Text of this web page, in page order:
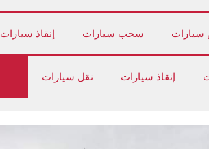
سيارات سحب سيارات إنقاذ سيارات
إنقاذ سيارات نقل سيارات